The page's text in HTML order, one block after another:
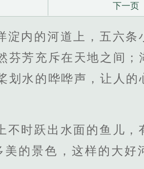
下一页
淀内的河道上，五六条
芬芳充斥在天地之间；
划水的哗哗声，让人的
不时跃出水面的鱼儿，
的景色，这样的大好